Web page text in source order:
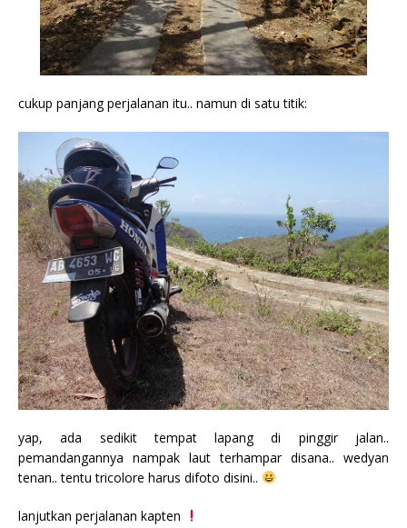
cukup panjang perjalanan itu.. namun di satu titik:
yap, ada sedikit tempat lapang di pinggir jalan..
pemandangannya nampak laut terhampar disana.. wedyan
tenan.. tentu tricolore harus difoto disini..
lanjutkan perjalanan kapten